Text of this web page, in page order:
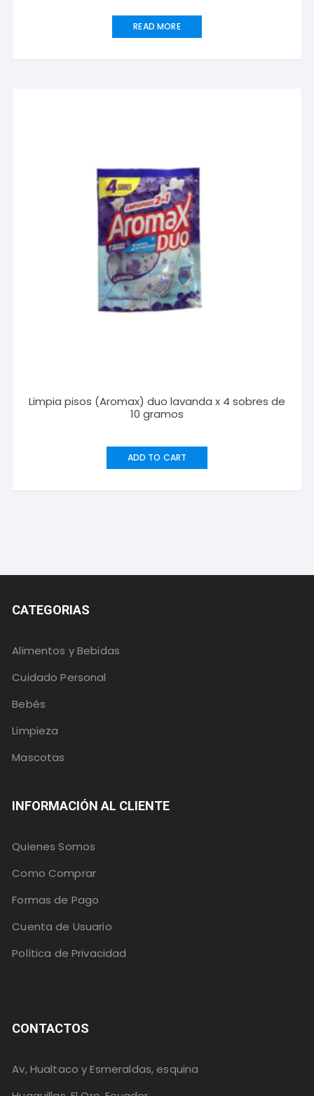
READ MORE
Limpia pisos (Aromax) duo lavanda x 4 sobres de
10 gramos
ADD TO CART
CATEGORIAS
Alimentos y Bebidas
Cuidado Personal
Bebés
Limpieza
Mascotas
INFORMACIÓN AL CLIENTE
Quienes Somos
Como Comprar
Formas de Pago
Cuenta de Usuario
Política de Privacidad
CONTACTOS
Av, Hualtaco y Esmeraldas, esquina